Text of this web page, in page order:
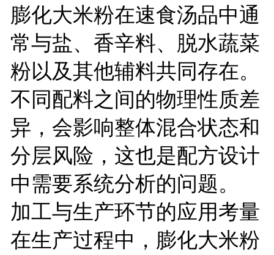
膨化大米粉在速食汤品中通
常与盐、香辛料、脱水蔬菜
粉以及其他辅料共同存在。
不同配料之间的物理性质差
异，会影响整体混合状态和
分层风险，这也是配方设计
中需要系统分析的问题。
加工与生产环节的应用考量
在生产过程中，膨化大米粉